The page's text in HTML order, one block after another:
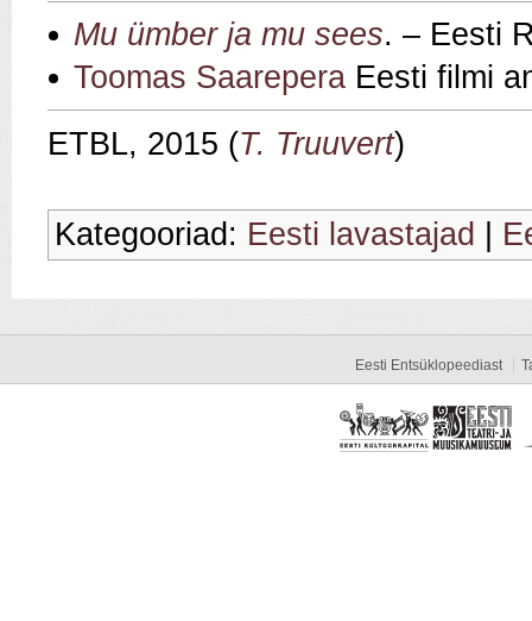
Mu ümber ja mu sees. – Eesti
Toomas Saarepera Eesti filmi
ETBL, 2015 (T. Truuvert)
Kategooriad: Eesti lavastajad
Eesti Entsüklopeediast